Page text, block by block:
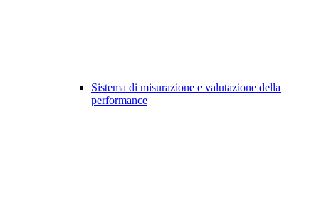
Sistema di misurazione e valutazione della
performance